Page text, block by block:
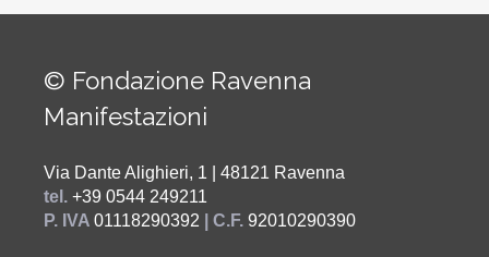
© Fondazione Ravenna
Manifestazioni
Via Dante Alighieri, 1 | 48121 Ravenna
tel. +39 0544 249211
P. IVA 01118290392 | C.F. 92010290390